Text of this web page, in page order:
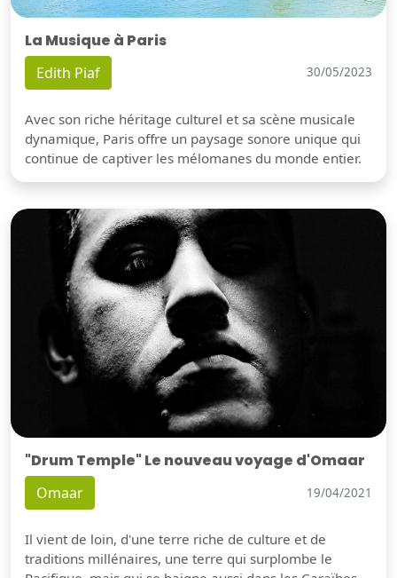
La Musique à Paris
Edith Piaf 30/05/2023
Avec son riche héritage culturel et sa scène musicale
dynamique, Paris offre un paysage sonore unique qui
continue de captiver les mélomanes du monde entier.
"Drum Temple" Le nouveau voyage d'Omaar
Omaar 19/04/2021
Il vient de loin, d'une terre riche de culture et de
traditions millénaires, une terre qui surplombe le